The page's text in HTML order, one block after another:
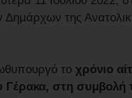
της
το χρόνιο
Γέρακα, στη συμβολή